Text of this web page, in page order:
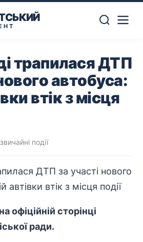
трапилася ДТП
автобуса:
втік з місця
події
офіційній сторінці
ради.